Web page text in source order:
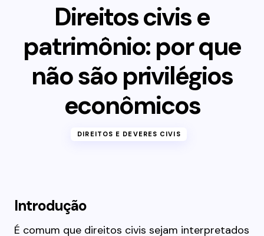
Direitos civis e
patrimônio: por que
não são privilégios
econômicos
DIREITOS E DEVERES CIVIS
Introdução
É comum que direitos civis sejam interpretados